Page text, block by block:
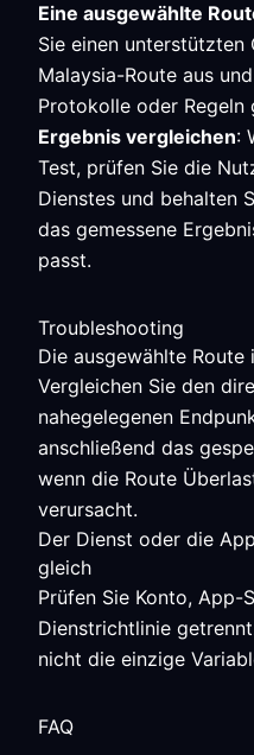
Eine ausgewählte
Sie einen unterstützten
Malaysia-Route aus
Protokolle oder Regeln
Ergebnis vergleichen:
Test, prüfen Sie die
Dienstes und behalten
das gemessene
passt.
Troubleshooting
Die ausgewählte Route
Vergleichen Sie den
nahegelegenen
anschließend das
wenn die Route
verursacht.
Der Dienst oder die
gleich
Prüfen Sie Konto, App-
Dienstrichtlinie
nicht die einzige
FAQ